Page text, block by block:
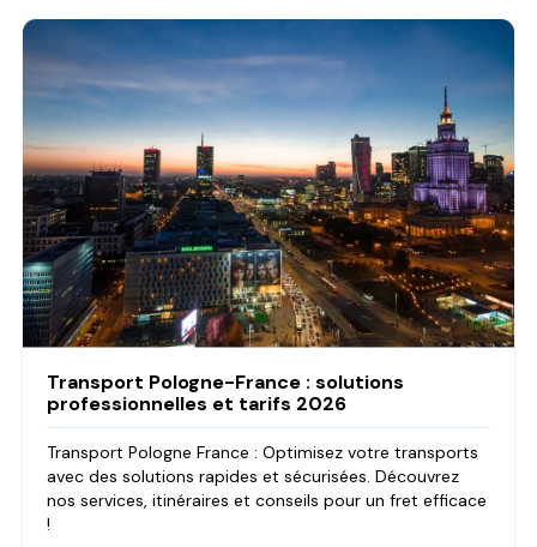
Transport Pologne-France : solutions
professionnelles et tarifs 2026
Transport Pologne France : Optimisez votre transports
avec des solutions rapides et sécurisées. Découvrez
nos services, itinéraires et conseils pour un fret efficace
!